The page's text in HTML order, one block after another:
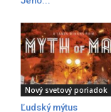
Nový svetový poriadok
Ľudský mýtus